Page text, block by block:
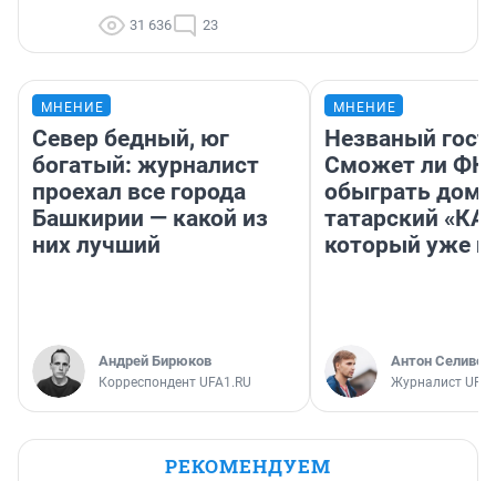
31 636 23
МНЕНИЕ
Север бедный, юг
богатый: журналист
проехал все города
Башкирии — какой из
них лучший
Андрей Бирюков
Корреспондент UFA1.RU
МНЕНИЕ
Незваный
Сможет ли ФК
обыграть дома
татарский
который уже
Антон
Журналист
РЕКОМЕНДУЕМ